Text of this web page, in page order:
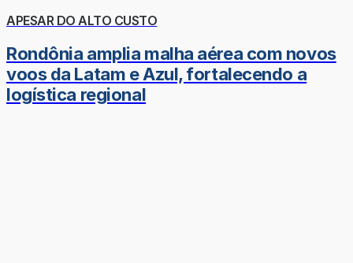
APESAR DO ALTO CUSTO
Rondônia amplia malha aérea com novos
voos da Latam e Azul, fortalecendo a
logística regional